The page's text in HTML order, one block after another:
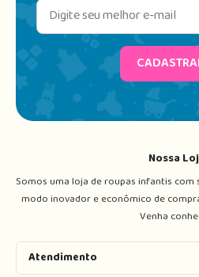
Nossa
Somos uma loja de roupas infantis com
modo inovador e econômico de
Venha
Atendimento